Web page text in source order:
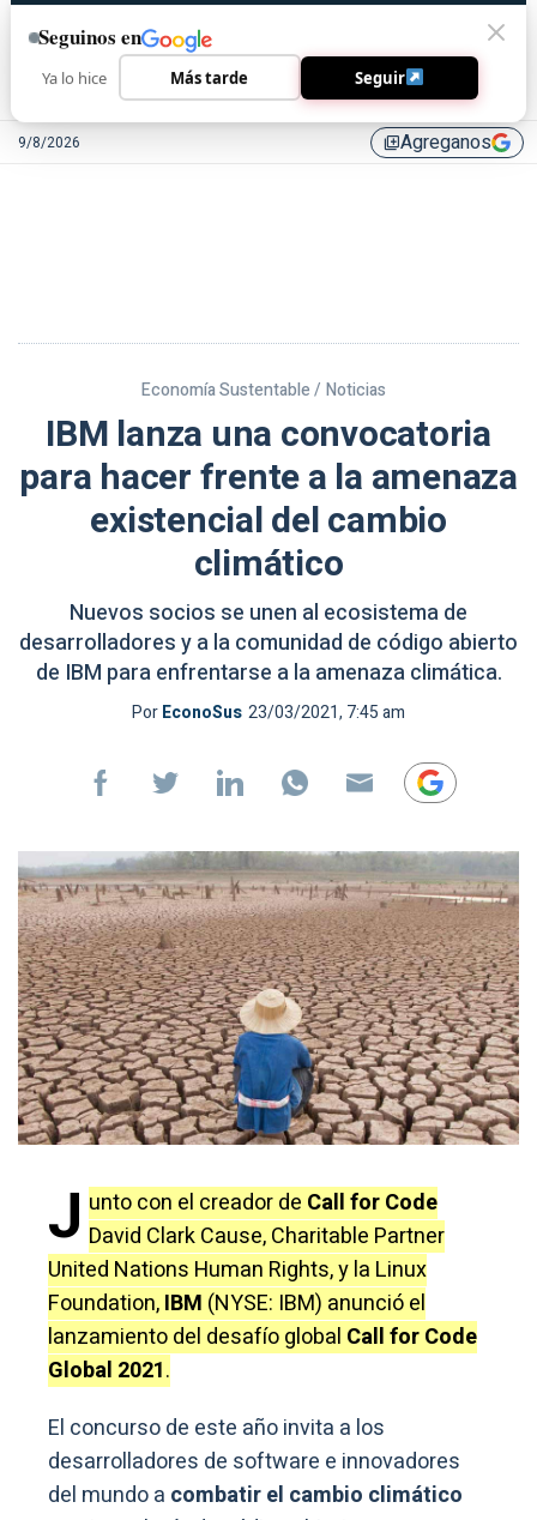
9/8/2026 library_addAgreganos
Economía Sustentable / Noticias
IBM lanza una convocatoria
para hacer frente a la amenaza
existencial del cambio
climático
Nuevos socios se unen al ecosistema de
desarrolladores y a la comunidad de código abierto
de IBM para enfrentarse a la amenaza climática.
PorEconoSus 23/03/2021, 7:45 am
J unto con el creador de Call for Code
David Clark Cause, Charitable Partner
United Nations Human Rights, y la Linux
Foundation,IBM (NYSE: IBM) anunció el
lanzamiento del desafío global Call for Code
Global 2021.
El concurso de este año invita a los
desarrolladores de software e innovadores
del mundo a combatir el cambio climático
Seguinos en
Ya lo hice Más tarde Seguir